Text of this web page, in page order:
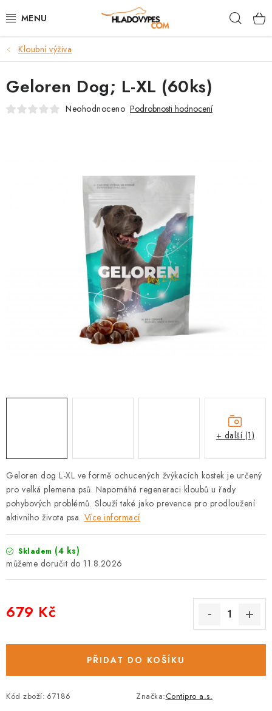
na
POTŘEBY PRO PSY
TAMI PŘEPRAVNÍ BOXY
SPORT SE PSEM
VĚRNOSTNÍ PROGRAM
O nás Kontakty
Doprava a platba
Zásady použivání souboru cookies
Hodnocení obchodu
FAQ
Kloubní výživa
Geloren dog L-XL ve formě ochucených žvýkacích kostek je určený
pro velká plemena psů. Napomáhá regeneraci kloubů u řady
pohybových problémů. Slouží také jako prevence pro prodloužení
aktivního života psa. Více informací
Skladem (4 ks)
11.8.2026
679 Kč
PŘIDAT DO KOŠÍKU
Kód zboží: 67186 Značka:Contipro a.s.
Geloren Dog; L-XL (60ks)
Neohodnoceno Podrobnosti hodnocení
+ další (1)